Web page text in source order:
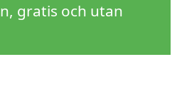
gratis och utan